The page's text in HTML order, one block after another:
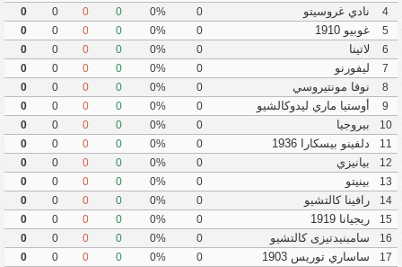
4
نادي غروسيتو 0
0%
0
0
0
0
5
غوبيو 1910 0
0%
0
0
0
0
6
لاتينا 0
0%
0
0
0
0
7
ليفورنو 0
0%
0
0
0
0
8
نوفا مونتيروسي 0
0%
0
0
0
0
9
أوستيا ماري ليدوكالشيو 0
0%
0
0
0
0
10
بيروجيا 0
0%
0
0
0
0
11
دلفينو بيسكارا 1936 0
0%
0
0
0
0
12
بيانيزي 0
0%
0
0
0
0
13
بينيتو 0
0%
0
0
0
0
14
رافينا كالتشيو 0
0%
0
0
0
0
15
ريجيانا 1919 0
0%
0
0
0
0
16
سامبنيدتيزى كالتشيو 0
0%
0
0
0
0
17
ساساري توريس 1903 0
0%
0
0
0
0